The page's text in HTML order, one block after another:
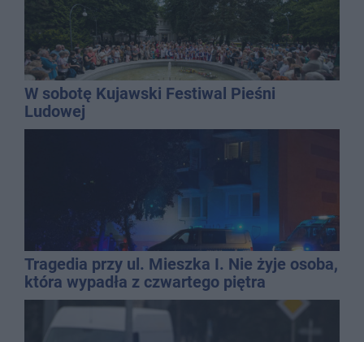
W sobotę Kujawski Festiwal Pieśni
Ludowej
Tragedia przy ul. Mieszka I. Nie żyje osoba,
która wypadła z czwartego piętra